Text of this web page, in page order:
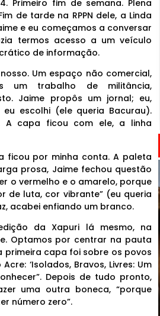
Primeiro fim de semana. Plena
de tarde na RPPN dele, a Linda
e eu começamos a conversar
termos acesso a um veículo
de informação.
Um espaço não comercial,
um trabalho de militância,
Jaime propôs um jornal; eu,
escolhi (ele queria Bacurau).
A capa ficou com ele, a linha
ficou por minha conta. A paleta
prosa, Jaime fechou questão
o vermelho e o amarelo, porque
de luta, cor vibrante” (eu queria
acabei enfiando um branco.
da Xapuri lá mesmo, na
Optamos por centrar na pauta
primeira capa foi sobre os povos
‘Isolados, Bravos, Livres: Um
Depois de tudo pronto,
uma outra boneca, “porque
número zero”.